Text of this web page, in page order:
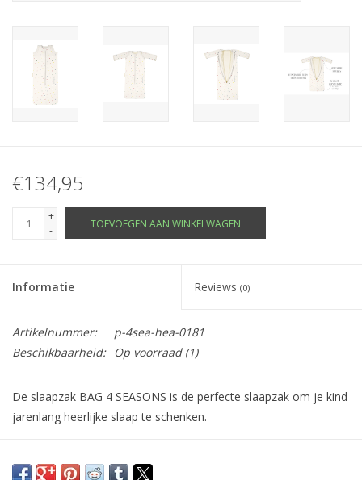
€134,95
+
-
TOEVOEGEN AAN WINKELWAGEN
Informatie Reviews (0)
Artikelnummer:
p-4sea-hea-0181
Beschikbaarheid:
Op voorraad(1)
De slaapzak BAG 4 SEASONS is de perfecte slaapzak om je kind
jarenlang heerlijke slaap te schenken.
Verstelbare lengte